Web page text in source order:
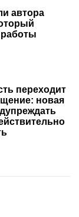
автора
переходит
новая